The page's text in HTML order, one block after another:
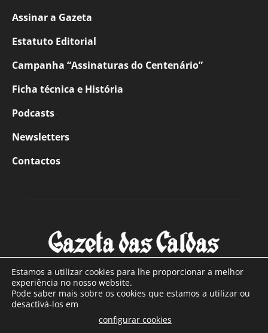
Assinar a Gazeta
Estatuto Editorial
Campanha “Assinaturas do Centenário”
Ficha técnica e História
Podcasts
Newsletters
Contactos
SOBRE NÓS
Com sede nas Caldas da Rainha e mais de 90 anos de
Estamos a utilizar cookies para lhe proporcionar a melhor
experiência no nosso website.
Pode saber mais sobre os cookies que estamos a utilizar ou
desactivá-los em
configurar cookies